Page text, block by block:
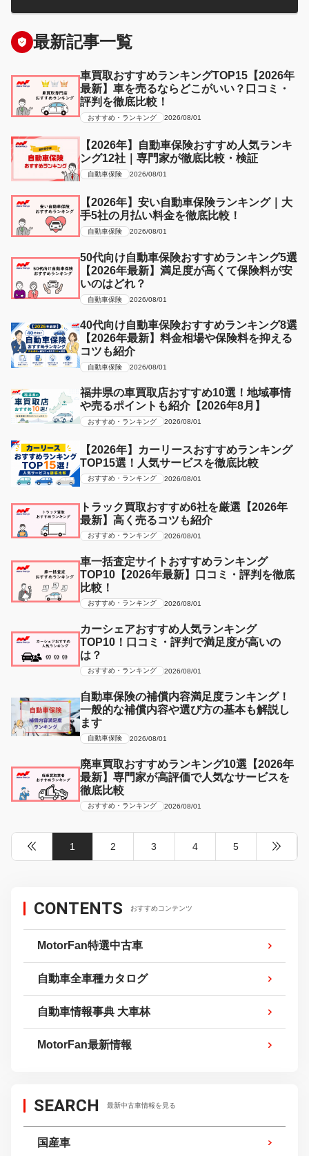
最新記事一覧
車買取おすすめランキングTOP15【2026年
最新】車を売るならどこがいい？口コミ・
評判を徹底比較！
おすすめ・ランキング 2026/08/01
【2026年】自動車保険おすすめ人気ランキ
ング12社｜専門家が徹底比較・検証
自動車保険 2026/08/01
【2026年】安い自動車保険ランキング｜大
手5社の月払い料金を徹底比較！
自動車保険 2026/08/01
50代向け自動車保険おすすめランキング5選
【2026年最新】満足度が高くて保険料が安
いのはどれ？
自動車保険 2026/08/01
40代向け自動車保険おすすめランキング8選
【2026年最新】料金相場や保険料を抑える
コツも紹介
自動車保険 2026/08/01
福井県の車買取店おすすめ10選！地域事情
や売るポイントも紹介【2026年8月】
おすすめ・ランキング 2026/08/01
【2026年】カーリースおすすめランキング
TOP15選！人気サービスを徹底比較
おすすめ・ランキング 2026/08/01
トラック買取おすすめ6社を厳選【2026年
最新】高く売るコツも紹介
おすすめ・ランキング 2026/08/01
車一括査定サイトおすすめランキング
TOP10【2026年最新】口コミ・評判を徹底
比較！
おすすめ・ランキング 2026/08/01
カーシェアおすすめ人気ランキング
TOP10！口コミ・評判で満足度が高いの
は？
おすすめ・ランキング 2026/08/01
自動車保険の補償内容満足度ランキング！
一般的な補償内容や選び方の基本も解説し
ます
自動車保険 2026/08/01
廃車買取おすすめランキング10選【2026年
最新】専門家が高評価で人気なサービスを
徹底比較
おすすめ・ランキング 2026/08/01
1 2 3 4 5
CONTENTS おすすめコンテンツ
MotorFan特選中古車
自動車全車種カタログ
自動車情報事典 大車林
MotorFan最新情報
SEARCH 最新中古車情報を見る
国産車